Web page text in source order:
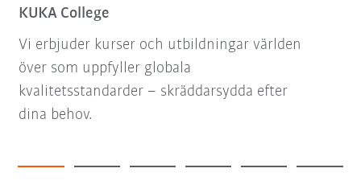
KUKA College
Vi erbjuder kurser och utbildningar världen
över som uppfyller globala
kvalitetsstandarder – skräddarsydda efter
dina behov.